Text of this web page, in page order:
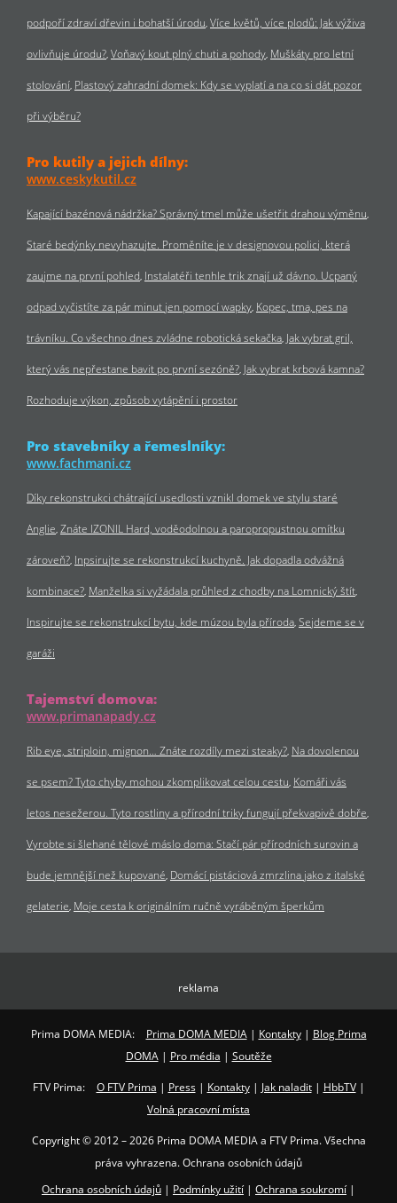
podpoří zdraví dřevin i bohatší úrodu Více květů, více plodů: Jak výživa
ovlivňuje úrodu? Voňavý kout plný chuti a pohody Muškáty pro letní
stolování Plastový zahradní domek: Kdy se vyplatí a na co si dát pozor
při výběru?
Pro kutily a jejich dílny:
www.ceskykutil.cz
Kapající bazénová nádržka? Správný tmel může ušetřit drahou výměnu
Staré bedýnky nevyhazujte. Proměníte je v designovou polici, která
zaujme na první pohled Instalatéři tenhle trik znají už dávno. Ucpaný
odpad vyčistíte za pár minut jen pomocí wapky Kopec, tma, pes na
trávníku. Co všechno dnes zvládne robotická sekačka Jak vybrat gril,
který vás nepřestane bavit po první sezóně? Jak vybrat krbová kamna?
Rozhoduje výkon, způsob vytápění i prostor
Pro stavebníky a řemeslníky:
www.fachmani.cz
Díky rekonstrukci chátrající usedlosti vznikl domek ve stylu staré
Anglie Znáte IZONIL Hard, voděodolnou a paropropustnou omítku
zároveň? Inpsirujte se rekonstrukcí kuchyně. Jak dopadla odvážná
kombinace? Manželka si vyžádala průhled z chodby na Lomnický štít
Inspirujte se rekonstrukcí bytu, kde múzou byla příroda Sejdeme se v
garáži
Tajemství domova:
www.primanapady.cz
Rib eye, striploin, mignon… Znáte rozdíly mezi steaky? Na dovolenou
se psem? Tyto chyby mohou zkomplikovat celou cestu Komáři vás
letos nesežerou. Tyto rostliny a přírodní triky fungují překvapivě dobře
Vyrobte si šlehané tělové máslo doma: Stačí pár přírodních surovin a
bude jemnější než kupované Domácí pistáciová zmrzlina jako z italské
gelaterie Moje cesta k originálním ručně vyráběným šperkům
reklama
Prima DOMA MEDIA: Prima DOMA MEDIA| Kontakty| Blog Prima
DOMA| Pro média | Soutěže
FTV Prima: O FTV Prima | Press| Kontakty| Jak naladit| HbbTV|
Volná pracovní místa
Copyright © 2012 – 2026 Prima DOMA MEDIA a FTV Prima. Všechna
práva vyhrazena. Ochrana osobních údajů
Ochrana osobních údajů | Podmínky užití | Ochrana soukromí |